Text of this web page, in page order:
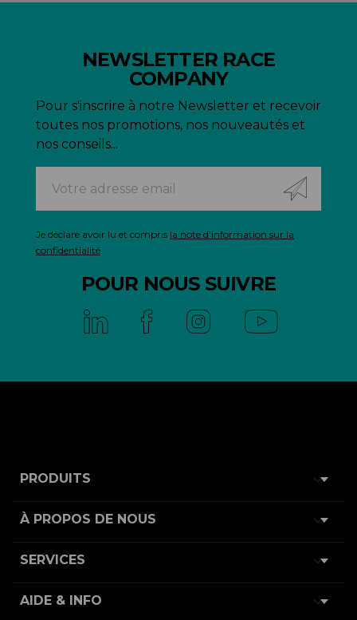
NEWSLETTER RACE
COMPANY
Pour s'inscrire à notre Newsletter et recevoir
toutes nos promotions, nos nouveautés et
nos conseils...
Je déclare avoir lu et compris la note d'information sur la
confidentialité
POUR NOUS SUIVRE
PRODUITS 
À PROPOS DE NOUS 
SERVICES 
AIDE & INFO 